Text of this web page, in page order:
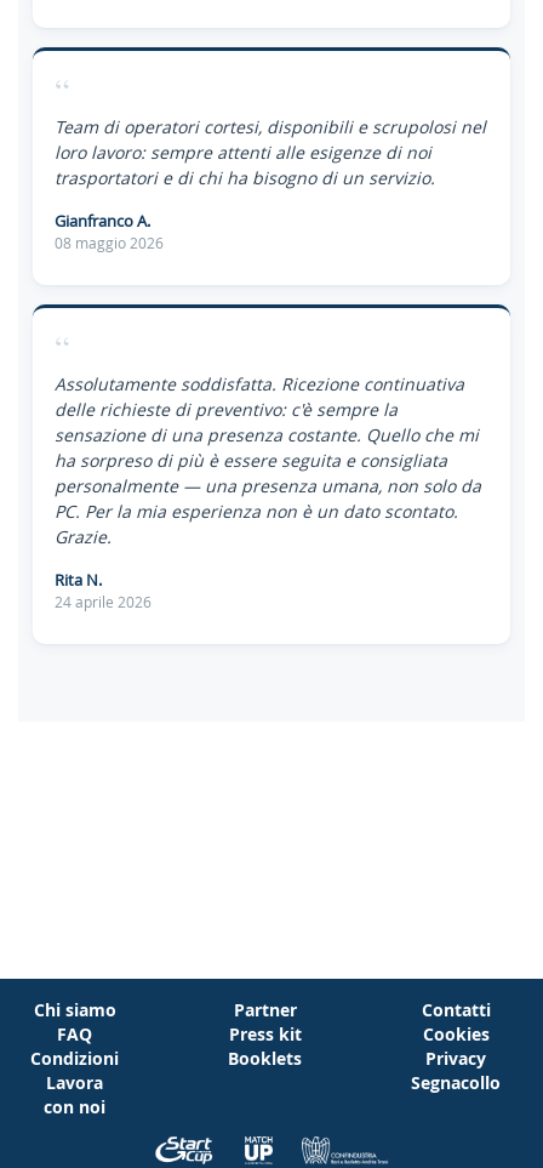
“
Team di operatori cortesi, disponibili e scrupolosi nel
loro lavoro: sempre attenti alle esigenze di noi
trasportatori e di chi ha bisogno di un servizio.
Gianfranco A.
08 maggio 2026
“
Assolutamente soddisfatta. Ricezione continuativa
delle richieste di preventivo: c'è sempre la
sensazione di una presenza costante. Quello che mi
ha sorpreso di più è essere seguita e consigliata
personalmente — una presenza umana, non solo da
PC. Per la mia esperienza non è un dato scontato.
Grazie.
Rita N.
24 aprile 2026
Chi siamo
FAQ
Condizioni
Lavora
con noi
Partner
Press kit
Booklets
Contatti
Cookies
Privacy
Segnacollo